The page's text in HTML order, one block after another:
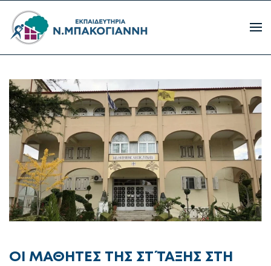
ΟΙ ΜΑΘΗΤΕΣ ΤΗΣ ΣΤ΄ ΤΑΞΗΣ ΣΤΗ